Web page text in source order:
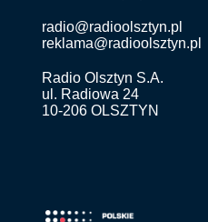
radio@radioolsztyn.pl
reklama@radioolsztyn.pl
Radio Olsztyn S.A.
ul. Radiowa 24
10-206 OLSZTYN